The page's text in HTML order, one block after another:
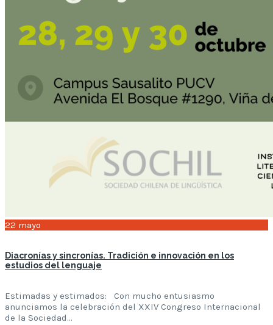
22 mayo
Diacronías y sincronías. Tradición e innovación en los
estudios del lenguaje
Estimadas y estimados: Con mucho entusiasmo
anunciamos la celebración del XXIV Congreso Internacional
de la Sociedad…